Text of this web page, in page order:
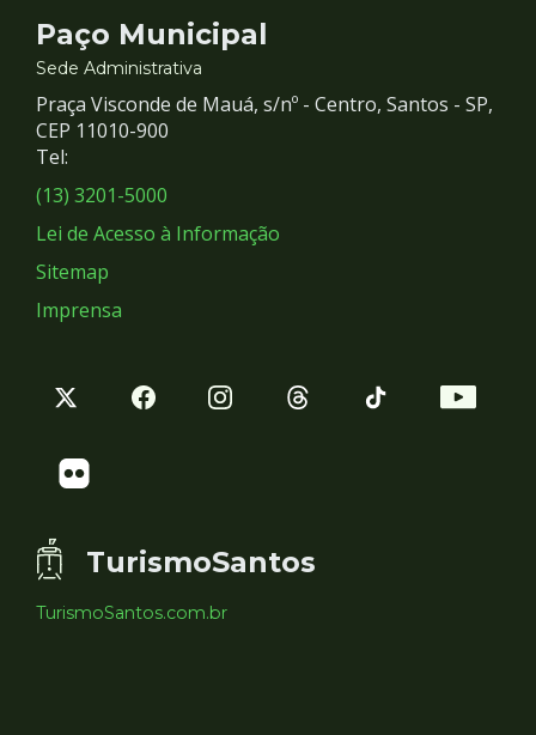
Contato
e
Redes
Sociais
Paço Municipal
Sede Administrativa
Praça Visconde de Mauá, s/nº - Centro, Santos - SP,
CEP 11010-900
Tel:
(13) 3201-5000
Lei de Acesso à Informação
Sitemap
Imprensa
TurismoSantos
TurismoSantos.com.br